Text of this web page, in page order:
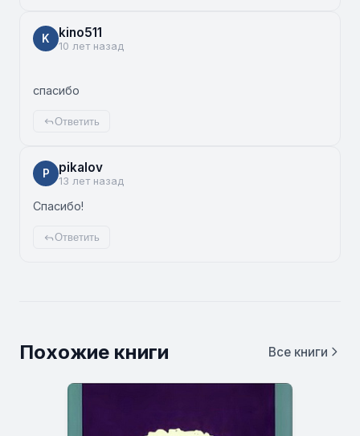
K kino511
10 лет назад
спасибо
Ответить
P pikalov
13 лет назад
Спасибо!
Ответить
Похожие книги Все книги